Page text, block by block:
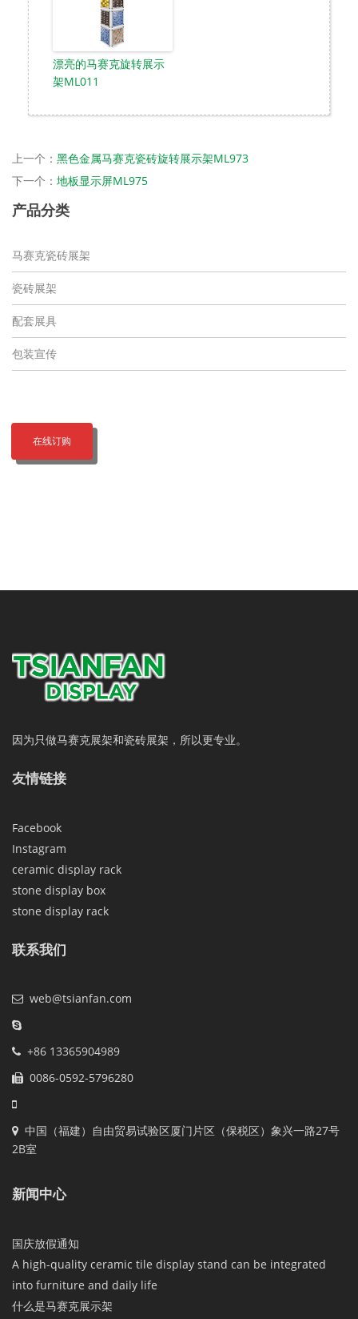
漂亮的马赛克旋转展示
架ML011
上一个： 黑色金属马赛克瓷砖旋转展示架ML973
下一个： 地板显示屏ML975
产品分类
马赛克瓷砖展架
瓷砖展架
配套展具
包装宣传
在线订购
因为只做马赛克展架和瓷砖展架，所以更专业。
友情链接
Facebook
Instagram
ceramic display rack
stone display box
stone display rack
联系我们
web@tsianfan.com
+86 13365904989
0086-0592-5796280
中国（福建）自由贸易试验区厦门片区（保税区）象兴一路27号
2B室
新闻中心
国庆放假通知
A high-quality ceramic tile display stand can be integrated
into furniture and daily life
什么是马赛克展示架